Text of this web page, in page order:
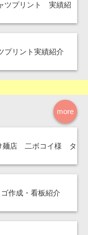
ツプリント 実績紹
プリント実績紹介
more
麺店 二ボコイ様 タ
作成・看板紹介